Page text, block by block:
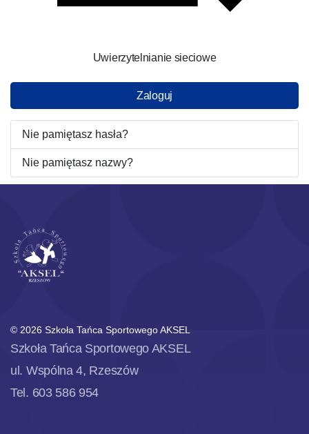
Uwierzytelnianie sieciowe
Zaloguj
Nie pamiętasz hasła?
Nie pamiętasz nazwy?
© 2026 Szkoła Tańca Sportowego AKSEL
Szkoła Tańca Sportowego AKSEL
ul. Wspólna 4, Rzeszów
Tel. 603 586 954